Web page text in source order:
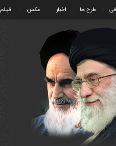
طرح ها اخبار عکس فیلم